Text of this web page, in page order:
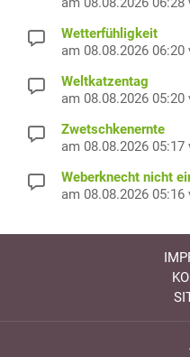
Wetterfühligkeit
am 08.08.2026 06:20
Weltkatzentag
am 08.08.2026 05:20
Zwetschkenernte
am 08.08.2026 05:17
Weberknecht nicht
am 08.08.2026 05:16